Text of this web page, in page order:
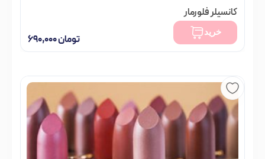
کانسیلر فلورمار
تومان
تومان۷۲۰,۰۰۰ خرید